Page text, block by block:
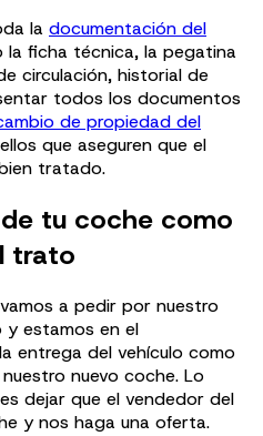
la documentación del
la ficha técnica, la pegatina
circulación, historial de
todos los documentos
de propiedad del
que aseguren que el
tratado.
tu coche como
trato
a pedir por nuestro
y estamos en el
entrega del vehículo como
nuevo coche. Lo
dejar que el vendedor del
y nos haga una oferta.